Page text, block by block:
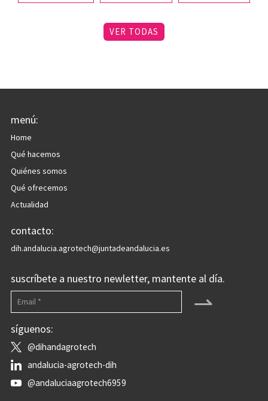
VER TODAS
menú:
Home
Qué hacemos
Quiénes somos
Qué ofrecemos
Actualidad
contacto:
dih.andalucia.agrotech@juntadeandalucia.es
suscríbete a nuestro newletter, mantente al día.
⇀
síguenos:
@dihandagrotech
andalucia-agrotech-dih
@andaluciaagrotech6959